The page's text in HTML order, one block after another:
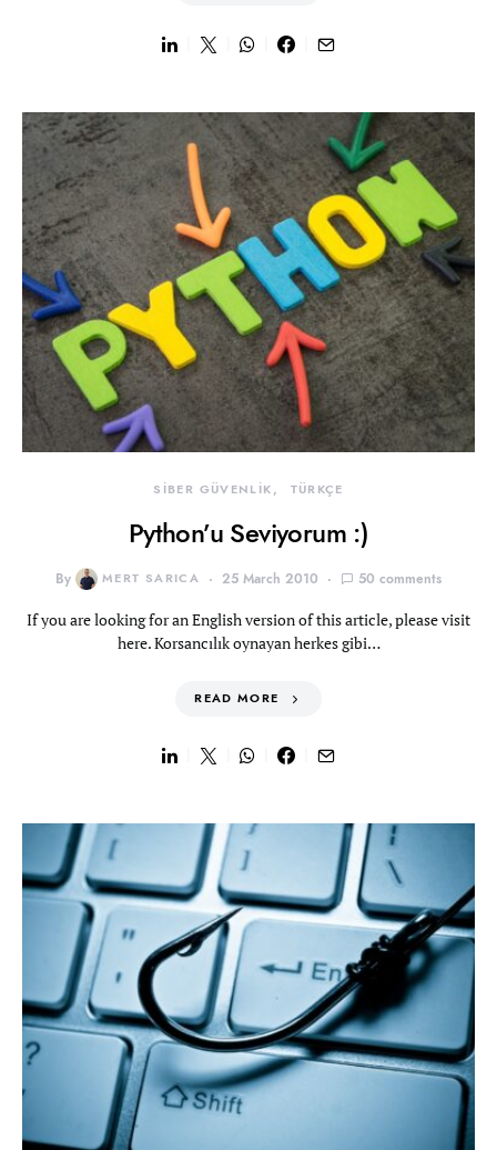
SİBER GÜVENLİK TÜRKÇE
Python’u Seviyorum :)
By MERT SARICA 25 March 2010 50 comments
If you are looking for an English version of this article, please visit
here. Korsancılık oynayan herkes gibi…
READ MORE